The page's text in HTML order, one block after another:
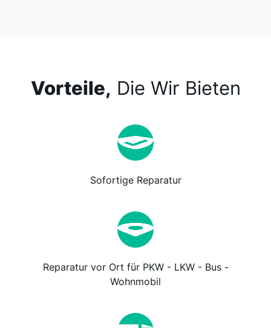
Vorteile, Die Wir Bieten
Sofortige Reparatur
Reparatur vor Ort für PKW - LKW - Bus -
Wohnmobil